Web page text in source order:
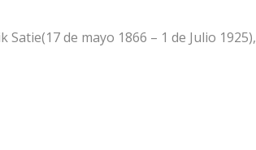
de mayo 1866 – 1 de Julio 1925),